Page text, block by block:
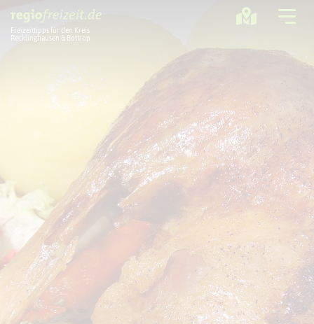
Freizeittipps für den Kreis
Recklinghausen & Bottrop
Ausflugstipps
Sport + Bewegung
Aktuelles
Freizeitregion